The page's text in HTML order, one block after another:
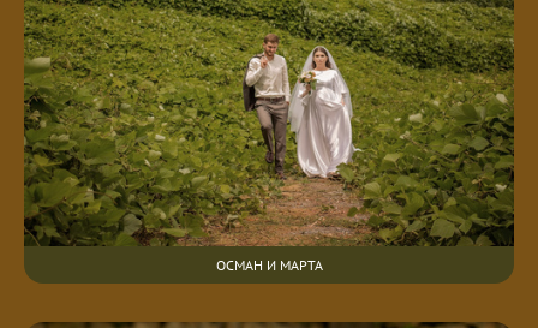
ОСМАН И МАРТА